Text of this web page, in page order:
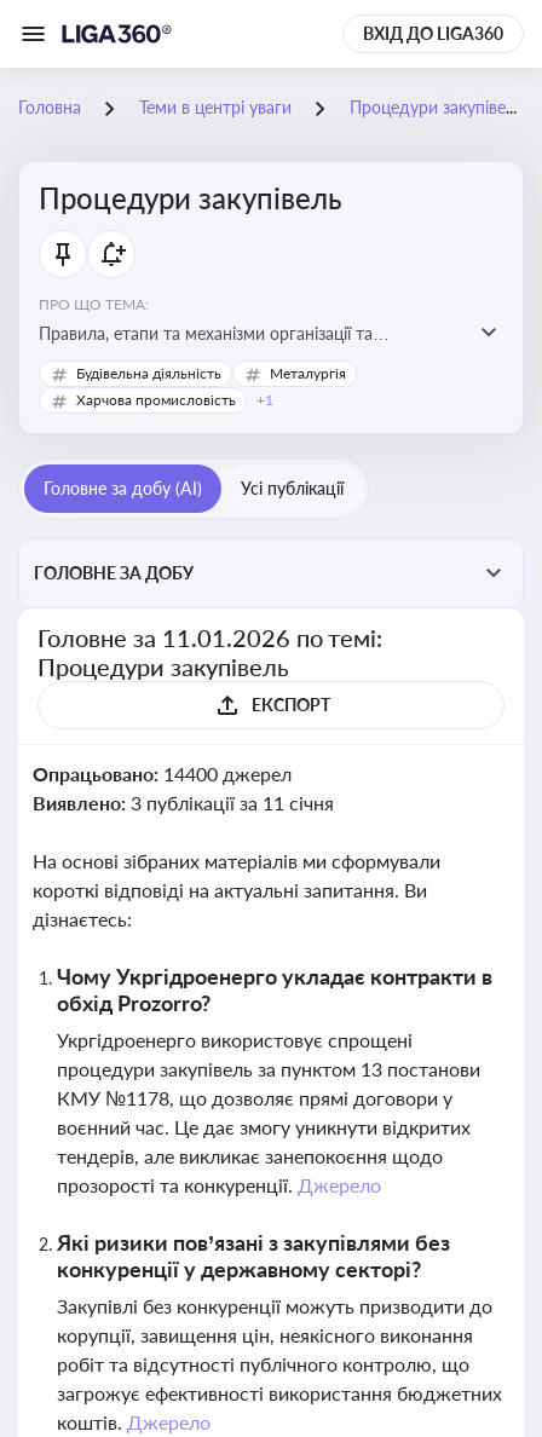
ВХІД ДО LIGA360
Головна Теми в центрі уваги Процедури закупівель
Процедури закупівель
ПРО ЩО ТЕМА:
Правила, етапи та механізми організації та
проведення закупівель товарів, робіт та послуг за
державні чи публічні кошти
Будівельна діяльність
Металургія
Харчова промисловість
+1
Головне за добу (AI) Усі публікації
ГОЛОВНЕ ЗА ДОБУ
Головне за 11.01.2026 по темі:
Процедури закупівель
ЕКСПОРТ
Опрацьовано: 14400 джерел
Виявлено: 3 публікації за 11 січня
На основі зібраних матеріалів ми сформували
короткі відповіді на актуальні запитання. Ви
дізнаєтесь:
Чому Укргідроенерго укладає контракти в
обхід Prozorro?
Укргідроенерго використовує спрощені
процедури закупівель за пунктом 13 постанови
КМУ №1178, що дозволяє прямі договори у
воєнний час. Це дає змогу уникнути відкритих
тендерів, але викликає занепокоєння щодо
прозорості та конкуренції. Джерело
Які ризики пов’язані з закупівлями без
конкуренції у державному секторі?
Закупівлі без конкуренції можуть призводити до
корупції, завищення цін, неякісного виконання
робіт та відсутності публічного контролю, що
загрожує ефективності використання бюджетних
коштів. Джерело